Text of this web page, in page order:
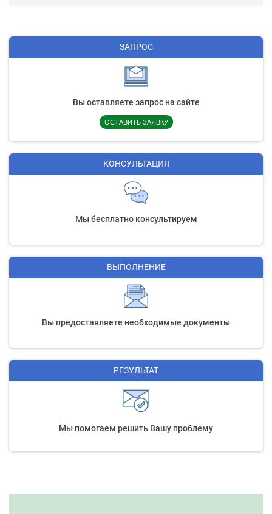
ЗАПРОС
Вы оставляете запрос на сайте
ОСТАВИТЬ ЗАЯВКУ
КОНСУЛЬТАЦИЯ
Мы бесплатно консультируем
ВЫПОЛНЕНИЕ
Вы предоставляете необходимые документы
РЕЗУЛЬТАТ
Мы помогаем решить Вашу проблему